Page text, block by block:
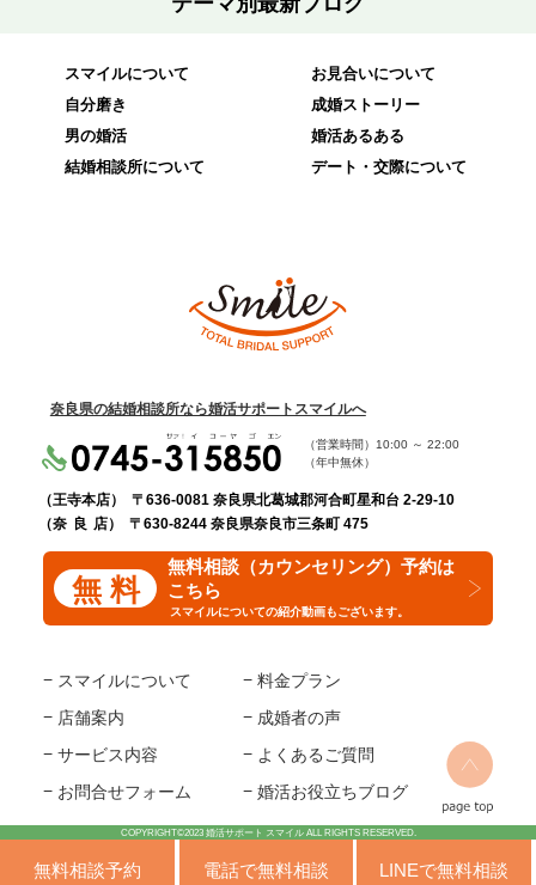
スマイルについて
自分磨き
男の婚活
結婚相談所について
お見合いについて
成婚ストーリー
婚活あるある
デート・交際について
奈良県の結婚相談所なら婚活サポートスマイルへ
（営業時間） 10:00 ～22:00
（年中無休）
（王寺本店）
〒636-0081 奈良県北葛城郡河合町星和台 2-29-10
（奈 良 店）
〒630-8244 奈良県奈良市三条町 475
無 料
無料相談（カウンセリング）予約は
こちら
スマイルについての紹介動画もございます。
スマイルについて
料金プラン
店舗案内
成婚者の声
サービス内容
よくあるご質問
お問合せフォーム
婚活お役立ちブログ
COPYRIGHT©2023 婚活サポート スマイル ALL RIGHTS RESERVED.
無料相談予約 電話で無料相談 LINEで無料相談